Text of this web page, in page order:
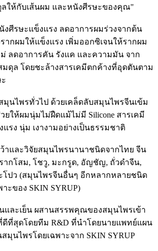
ลให้กับเส้นผม และหนังศีรษะของคุณ"
ศีรษะแข็งแรง ลดอาการผมร่วงจากต้น
ากผมให้แข็งแรง เพิ่มออกซิเจนให้รากผม
ลดอาการคัน รังแค และความมัน จาก
ดุล โดยชะล้างสารเคมีตกค้างที่อุดตันตาม
นไพรทั่วไป ด้วยเคล็ดลับสมุนไพรจีนเข้ม
ให้ผมนุ่มไม่ฝืดแม้ไม่มี Silicone สารเคมี
รง นุ่ม เงางามอย่างเป็นธรรมชาติ
ว้าและวิจัยสมุนไพรนานาชนิดจากไทย จีน
รากโสม, โชวู, มะกรูด, อัญชัญ, ถั่วดำจีน,
โปว (สมุนไพรจีนอื่นๆ อีกหลากหลายชนิด
าะของ SKIN SYRUP)
และเย็น ผสานสรรพคุณของสมุนไพรเข้า
ดีที่สุดโดยทีม R&D ที่นำโดยนายแพทย์แผน
มุนไพรโดยเฉพาะจาก SKIN SYRUP